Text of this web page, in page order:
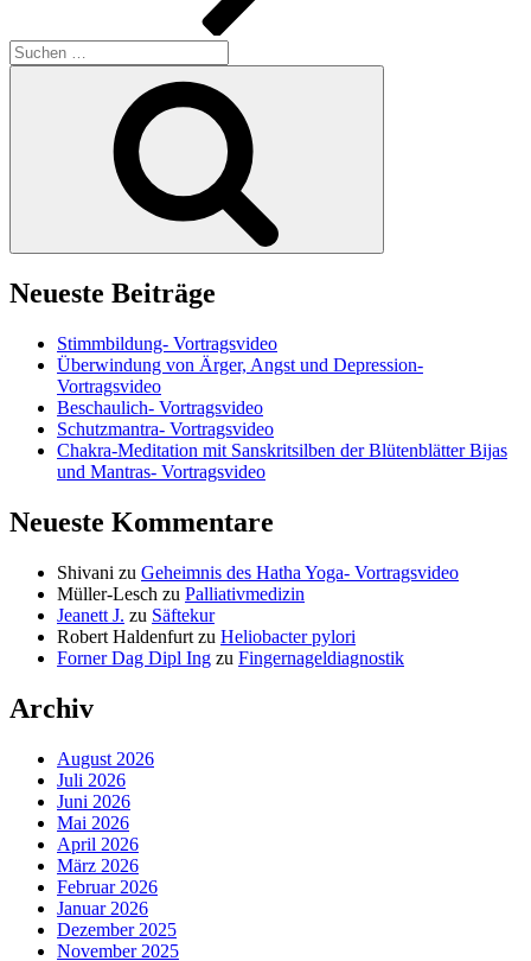
Suchen
nach:
Neueste Beiträge
Stimmbildung- Vortragsvideo
Überwindung von Ärger, Angst und Depression-
Vortragsvideo
Beschaulich- Vortragsvideo
Schutzmantra- Vortragsvideo
Chakra-Meditation mit Sanskritsilben der Blütenblätter Bijas
und Mantras- Vortragsvideo
Neueste Kommentare
Shivani zu Geheimnis des Hatha Yoga- Vortragsvideo
Müller-Lesch zu Palliativmedizin
Jeanett J. zu Säftekur
Robert Haldenfurt zu Heliobacter pylori
Forner Dag Dipl Ing zu Fingernageldiagnostik
Archiv
August 2026
Juli 2026
Juni 2026
Mai 2026
April 2026
März 2026
Februar 2026
Januar 2026
Dezember 2025
November 2025